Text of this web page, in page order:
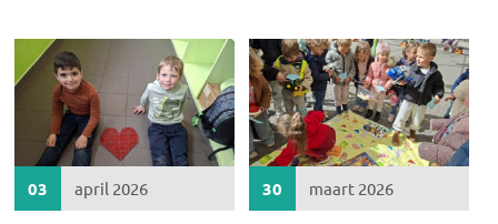
03 april 2026 30 maart 2026